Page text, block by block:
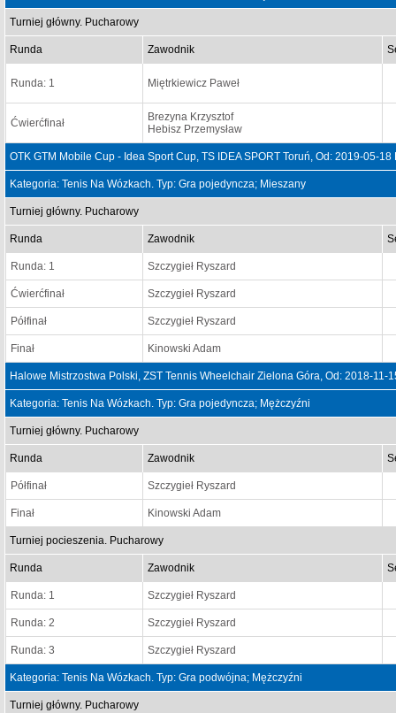
Turniej główny. Pucharowy
Runda Zawodnik
Runda: 1 Miętrkiewicz Paweł
Ćwierćfinał
Brezyna Krzysztof
Hebisz Przemysław
OTK GTM Mobile Cup - Idea Sport Cup, TS IDEA SPORT Toruń, Od: 2019-05-
Kategoria: Tenis Na Wózkach. Typ: Gra pojedyncza; Mieszany
Turniej główny. Pucharowy
Runda Zawodnik
Runda: 1 Szczygieł Ryszard
Ćwierćfinał Szczygieł Ryszard
Półfinał Szczygieł Ryszard
Finał Kinowski Adam
Halowe Mistrzostwa Polski, ZST Tennis Wheelchair Zielona Góra, Od: 2018-11-
Kategoria: Tenis Na Wózkach. Typ: Gra pojedyncza; Mężczyźni
Turniej główny. Pucharowy
Runda Zawodnik
Półfinał Szczygieł Ryszard
Finał Kinowski Adam
Turniej pocieszenia. Pucharowy
Runda Zawodnik
Runda: 1 Szczygieł Ryszard
Runda: 2 Szczygieł Ryszard
Runda: 3 Szczygieł Ryszard
Kategoria: Tenis Na Wózkach. Typ: Gra podwójna; Mężczyźni
Turniej główny. Pucharowy